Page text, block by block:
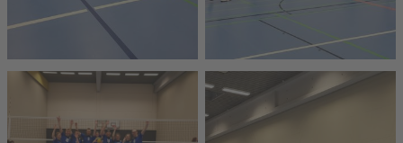
SG Herren 6 (Landesliga)
SG Herren 7 (Bezirksliga)
SG Herren 8 (Bezirksklasse)
SG Herren 9 (Bezirksklasse)
U18 männlich